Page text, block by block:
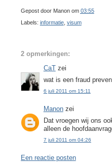
Gepost door Manon om 03:55
Labels: informatie, visum
2 opmerkingen:
CaTzei
wat is een fraud
6 juli 2011 om 15:11
Manonzei
Dat vroegen wij ons
alleen de
7 juli 2011 om 04:26
Een reactie posten